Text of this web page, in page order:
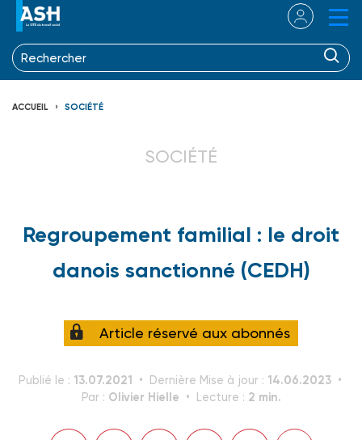
ACCUEIL SOCIÉTÉ
SOCIÉTÉ
Regroupement familial : le droit
danois sanctionné (CEDH)
Article réservé aux abonnés
Publié le : 13.07.2021 Dernière Mise à jour : 14.06.2023
Par : Olivier Hielle Lecture : 2 min.